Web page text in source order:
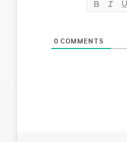
0 COMMENTS